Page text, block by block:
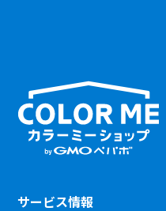
サービス情報